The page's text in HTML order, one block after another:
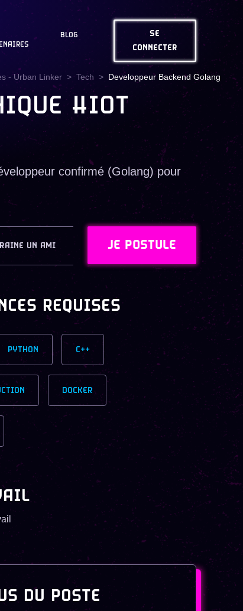
BLOG
SE
CONNECTER
- Urban Linker Tech Developpeur Backend Golang
#IOT
confirmé (Golang) pour
UN AMI JE POSTULE
REQUISES
PYTHON C++
DOCKER
DU POSTE